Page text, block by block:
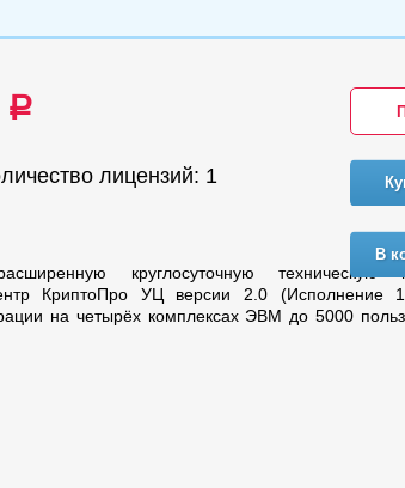
a
В
лицензий: 1
круглосуточную техническую
КриптоПро УЦ версии 2.0 (Исполнение
на четырёх комплексах ЭВМ до 5000